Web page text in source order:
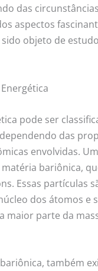
das
aspectos
objeto de
pode ser
das
envolvidas.
bariônica,
Essas partículas
dos átomos e
maior parte da
também